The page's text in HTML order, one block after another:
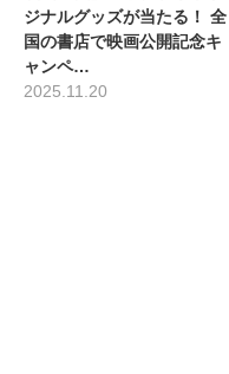
ジナルグッズが当たる！ 全
国の書店で映画公開記念キ
ャンペ…
2025.11.20